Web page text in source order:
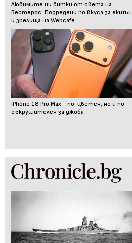
Любимите ни битки от света на
Вестерос: Подредени по вкуса за екшън
и зрелища на Webcafe
iPhone 18 Pro Max - по-цветен, но и по-
съкрушителен за джоба